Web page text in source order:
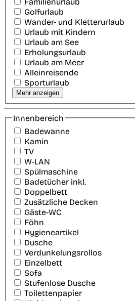
Golfurlaub
Wander- und Kletterurlaub
Urlaub mit Kindern
Urlaub am See
Erholungsurlaub
Urlaub am Meer
Alleinreisende
Sporturlaub
Mehr anzeigen
Innenbereich
Badewanne
Kamin
TV
W-LAN
Spülmaschine
Badetücher inkl.
Doppelbett
Zusätzliche Decken
Gäste-WC
Föhn
Hygieneartikel
Dusche
Verdunkelungsrollos
Einzelbett
Sofa
Stufenlose Dusche
Toilettenpapier